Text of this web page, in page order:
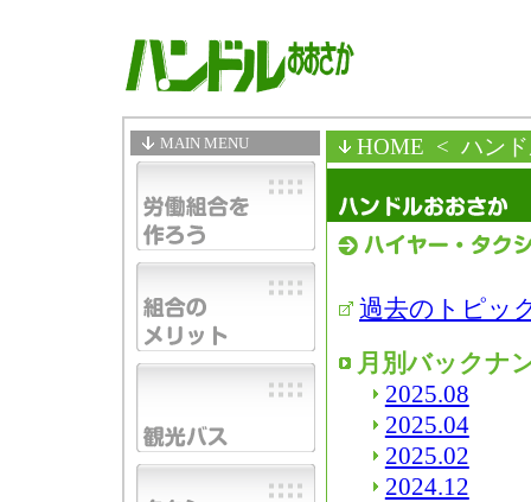
MAIN MENU HOME < ハン
過去のトピッ
月別バックナ
2025.08
2025.04
2025.02
2024.12